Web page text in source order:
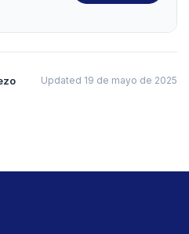
Updated 19 de mayo de 2025